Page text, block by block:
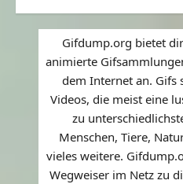
Gifdump.org bietet
animierte
dem Internet an. Gifs
Videos, die meist eine
zu
Menschen, Tiere,
vieles weitere.
Wegweiser im Netz zu